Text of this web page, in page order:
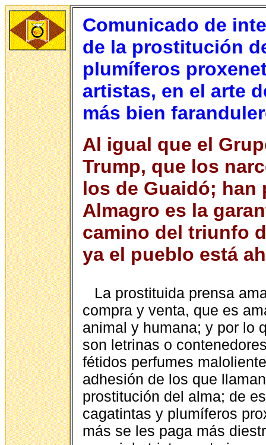
Comunicado de
de la prostitución
plumíferos
artistas, en el arte
más bien
Al igual que el
Trump, que los
los de Guaidó; han
Almagro es la
camino del triunfo
ya el pueblo está
La prostituida prensa
compra y venta, que es
animal y humana; y por lo
son letrinas o
fétidos perfumes
adhesión de los que
prostitución del alma; de
cagatintas y plumíferos
más se les paga más